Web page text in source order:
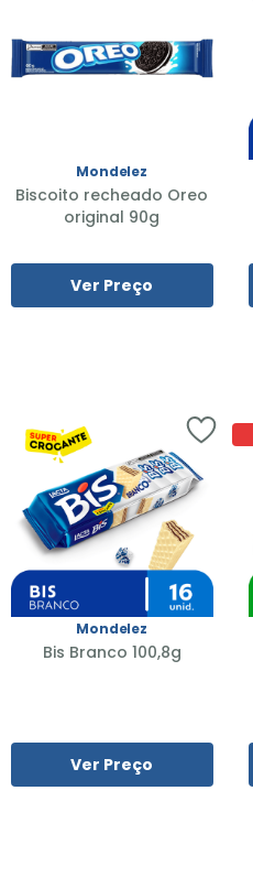
Mondelez
Biscoito recheado Oreo
original 90g
Ver Preço
Mondelez
Bis Branco 100,8g
Ver Preço